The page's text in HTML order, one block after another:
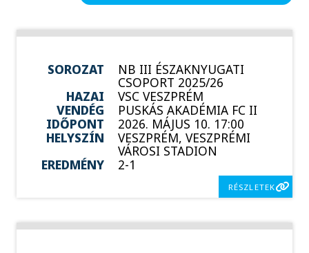
SOROZAT NB III ÉSZAKNYUGATI
CSOPORT 2025/26
HAZAI
VSC VESZPRÉM
VENDÉG
PUSKÁS AKADÉMIA FC II
IDŐPONT
2026. MÁJUS 10. 17:00
HELYSZÍN
VESZPRÉM, VESZPRÉMI
VÁROSI STADION
EREDMÉNY
2-1
RÉSZLETEK